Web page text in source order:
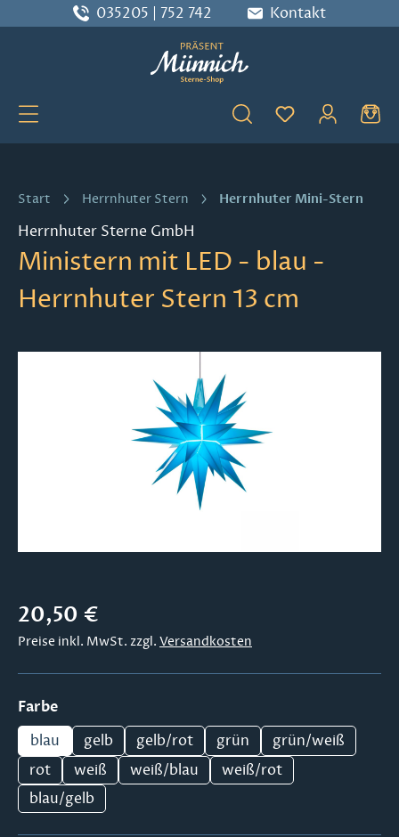
Zum Hauptinhalt springen
035205 | 752 742 Kontakt
Du hast 0
Start Herrnhuter Stern Herrnhuter Mini-Stern
Herrnhuter Sterne GmbH
Ministern mit LED - blau -
Herrnhuter Stern 13 cm
Regulärer Preis:
20,50 €
Preise inkl. MwSt. zzgl. Versandkosten
Farbeauswählen
blau
gelb gelb/rot grün
grün/weiß
rot
weiß weiß/blau
weiß/rot
blau/gelb